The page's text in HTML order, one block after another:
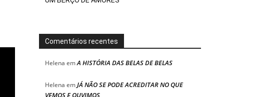
Comentários recentes
Helena emA HISTÓRIA DAS BELAS DE BELAS
Helena emJÁ NÃO SE PODE ACREDITAR NO QUE
VEMOS E OUVIMOS